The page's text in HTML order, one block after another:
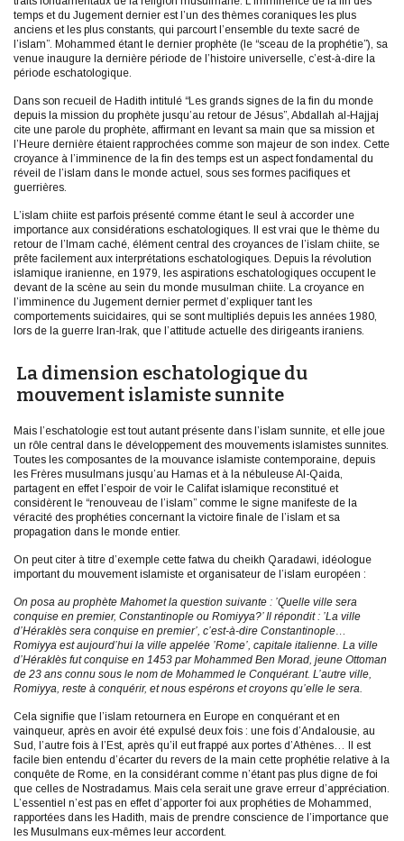
temps et du Jugement dernier est l’un des thèmes coraniques les plus
anciens et les plus constants, qui parcourt l’ensemble du texte sacré de
l’islam”. Mohammed étant le dernier prophète (le “sceau de la prophétie”), sa
venue inaugure la dernière période de l’histoire universelle, c’est-à-dire la
période eschatologique.
Dans son recueil de Hadith intitulé “Les grands signes de la fin du monde
depuis la mission du prophète jusqu’au retour de Jésus”, Abdallah al-Hajjaj
cite une parole du prophète, affirmant en levant sa main que sa mission et
l’Heure dernière étaient rapprochées comme son majeur de son index. Cette
croyance à l’imminence de la fin des temps est un aspect fondamental du
réveil de l’islam dans le monde actuel, sous ses formes pacifiques et
guerrières.
L’islam chiite est parfois présenté comme étant le seul à accorder une
importance aux considérations eschatologiques. Il est vrai que le thème du
retour de l’Imam caché, élément central des croyances de l’islam chiite, se
prête facilement aux interprétations eschatologiques. Depuis la révolution
islamique iranienne, en 1979, les aspirations eschatologiques occupent le
devant de la scène au sein du monde musulman chiite. La croyance en
l’imminence du Jugement dernier permet d’expliquer tant les
comportements suicidaires, qui se sont multipliés depuis les années 1980,
lors de la guerre Iran-Irak, que l’attitude actuelle des dirigeants iraniens.
La dimension eschatologique du
mouvement islamiste sunnite
Mais l’eschatologie est tout autant présente dans l’islam sunnite, et elle joue
un rôle central dans le développement des mouvements islamistes sunnites.
Toutes les composantes de la mouvance islamiste contemporaine, depuis
les Frères musulmans jusqu’au Hamas et à la nébuleuse Al-Qaida,
partagent en effet l’espoir de voir le Califat islamique reconstitué et
considèrent le “renouveau de l’islam” comme le signe manifeste de la
véracité des prophéties concernant la victoire finale de l’islam et sa
propagation dans le monde entier.
On peut citer à titre d’exemple cette fatwa du cheikh Qaradawi, idéologue
important du mouvement islamiste et organisateur de l’islam européen :
On posa au prophète Mahomet la question suivante : ’Quelle ville sera
conquise en premier, Constantinople ou Romiyya?’ Il répondit : ’La ville
d’Héraklès sera conquise en premier’, c’est-à-dire Constantinople…
Romiyya est aujourd’hui la ville appelée ’Rome’, capitale italienne. La ville
d’Héraklès fut conquise en 1453 par Mohammed Ben Morad, jeune Ottoman
de 23 ans connu sous le nom de Mohammed le Conquérant. L’autre ville,
Romiyya, reste à conquérir, et nous espérons et croyons qu’elle le sera.
Cela signifie que l’islam retournera en Europe en conquérant et en
vainqueur, après en avoir été expulsé deux fois : une fois d’Andalousie, au
Sud, l’autre fois à l’Est, après qu’il eut frappé aux portes d’Athènes… Il est
facile bien entendu d’écarter du revers de la main cette prophétie relative à la
conquête de Rome, en la considérant comme n’étant pas plus digne de foi
que celles de Nostradamus. Mais cela serait une grave erreur d’appréciation.
L’essentiel n’est pas en effet d’apporter foi aux prophéties de Mohammed,
rapportées dans les Hadith, mais de prendre conscience de l’importance que
les Musulmans eux-mêmes leur accordent.